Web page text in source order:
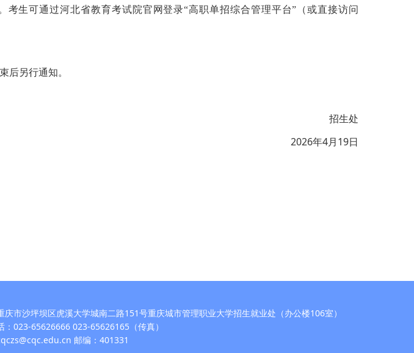
考生可通过河北省教育考试院官网登录“高职单招综合管理平台”（或直接访问
另行通知。
招生处
2026年4月19日
庆市沙坪坝区虎溪大学城南二路151号重庆城市管理职业大学招生就业处（办公楼106室）
：023-65626666 023-65626165（传真）
邮编：401331